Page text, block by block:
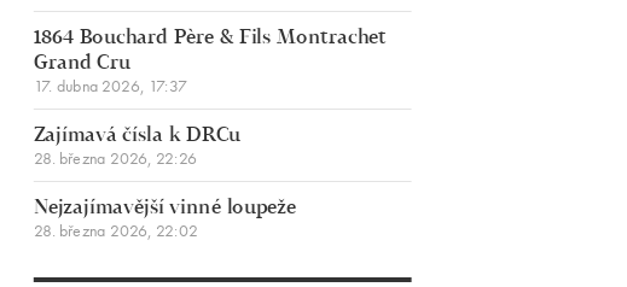
1864 Bouchard Père & Fils Montrachet
Grand Cru
17. dubna 2026, 17:37
Zajímavá čísla k DRCu
28. března 2026, 22:26
Nejzajímavější vinné loupeže
28. března 2026, 22:02